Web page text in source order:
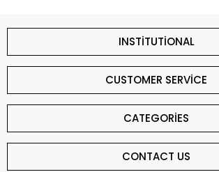
INSTİTUTİONAL
CUSTOMER SERVİCE
CATEGORİES
CONTACT US